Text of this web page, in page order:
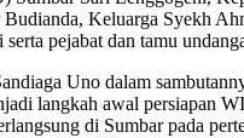
Budianda, Keluarga Syekh
pejabat dan tamu
Uno dalam
langkah awal persiapan
di Sumbar pada